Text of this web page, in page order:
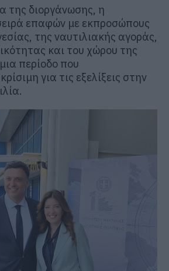
της διοργάνωσης, η
επαφών με εκπροσώπους
της ναυτιλιακής αγοράς,
και του χώρου της
περίοδο που
για τις εξελίξεις στην